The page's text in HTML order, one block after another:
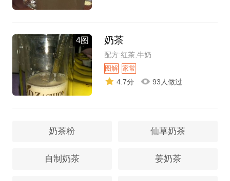
4图 奶茶
配方:红茶,牛奶
图解 家常
4.7分 93人做过
奶茶粉 仙草奶茶
自制奶茶 姜奶茶